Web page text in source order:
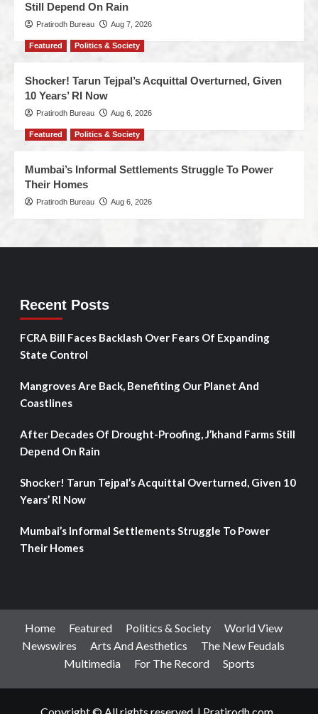
Still Depend On Rain
Pratirodh Bureau Aug 7, 2026
Featured Politics & Society
Shocker! Tarun Tejpal’s Acquittal Overturned, Given
10 Years’ RI Now
Pratirodh Bureau Aug 6, 2026
Featured Politics & Society
Mumbai’s Informal Settlements Struggle To Power
Their Homes
Pratirodh Bureau Aug 6, 2026
Recent Posts
FCRA Bill Faces Backlash Over Fears Of Expanding
State Control
Mangroves Are Back, Benefiting Our Planet And
Coastlines
After Decades Of Drought-Proofing, J’khand Farms Still
Depend On Rain
Shocker! Tarun Tejpal’s Acquittal Overturned, Given 10
Years’ RI Now
Mumbai’s Informal Settlements Struggle To Power
Their Homes
Home Featured Politics & Society
World View
Newswires
Arts And Aesthetics
The New Feudals
Multimedia
For The Record Sports